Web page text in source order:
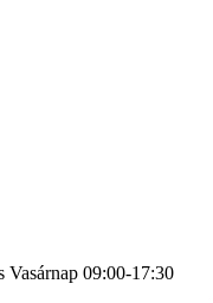
Vasárnap 09:00-17:30